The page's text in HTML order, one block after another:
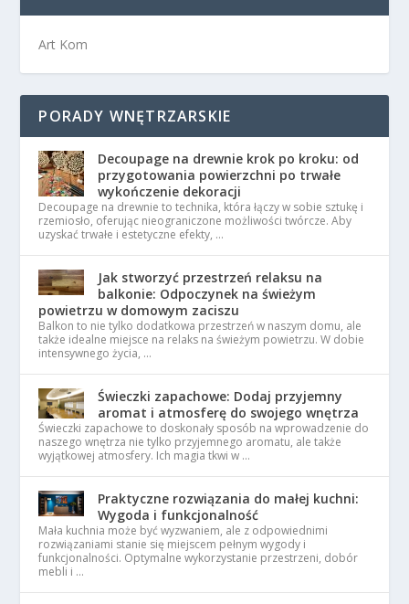
Art Kom
PORADY WNĘTRZARSKIE
Decoupage na drewnie krok po kroku: od
przygotowania powierzchni po trwałe
wykończenie dekoracji
Decoupage na drewnie to technika, która łączy w sobie sztukę i
rzemiosło, oferując nieograniczone możliwości twórcze. Aby
uzyskać trwałe i estetyczne efekty, …
Jak stworzyć przestrzeń relaksu na
balkonie: Odpoczynek na świeżym
powietrzu w domowym zaciszu
Balkon to nie tylko dodatkowa przestrzeń w naszym domu, ale
także idealne miejsce na relaks na świeżym powietrzu. W dobie
intensywnego życia, …
Świeczki zapachowe: Dodaj przyjemny
aromat i atmosferę do swojego wnętrza
Świeczki zapachowe to doskonały sposób na wprowadzenie do
naszego wnętrza nie tylko przyjemnego aromatu, ale także
wyjątkowej atmosfery. Ich magia tkwi w …
Praktyczne rozwiązania do małej kuchni:
Wygoda i funkcjonalność
Mała kuchnia może być wyzwaniem, ale z odpowiednimi
rozwiązaniami stanie się miejscem pełnym wygody i
funkcjonalności. Optymalne wykorzystanie przestrzeni, dobór
mebli i …